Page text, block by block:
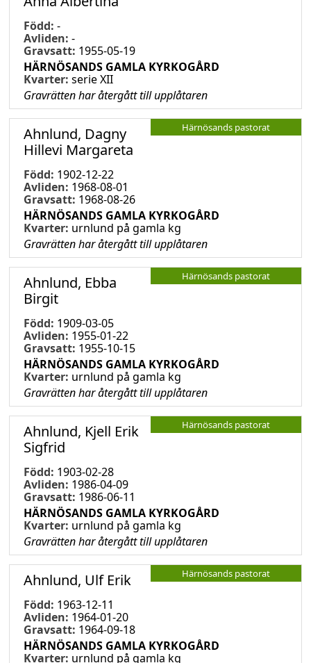
Född: -
Avliden: -
Gravsatt: 1955-05-19
HÄRNÖSANDS GAMLA KYRKOGÅRD
Kvarter: serie XII
Gravrätten har återgått till upplåtaren
Härnösands pastorat
Ahnlund, Dagny
Hillevi Margareta
Född: 1902-12-22
Avliden: 1968-08-01
Gravsatt: 1968-08-26
HÄRNÖSANDS GAMLA KYRKOGÅRD
Kvarter: urnlund på gamla kg
Gravrätten har återgått till upplåtaren
Härnösands pastorat
Ahnlund, Ebba
Birgit
Född: 1909-03-05
Avliden: 1955-01-22
Gravsatt: 1955-10-15
HÄRNÖSANDS GAMLA KYRKOGÅRD
Kvarter: urnlund på gamla kg
Gravrätten har återgått till upplåtaren
Härnösands pastorat
Ahnlund, Kjell Erik
Sigfrid
Född: 1903-02-28
Avliden: 1986-04-09
Gravsatt: 1986-06-11
HÄRNÖSANDS GAMLA KYRKOGÅRD
Kvarter: urnlund på gamla kg
Gravrätten har återgått till upplåtaren
Härnösands pastorat
Ahnlund, Ulf Erik
Född: 1963-12-11
Avliden: 1964-01-20
Gravsatt: 1964-09-18
HÄRNÖSANDS GAMLA KYRKOGÅRD
Kvarter: urnlund på gamla kg